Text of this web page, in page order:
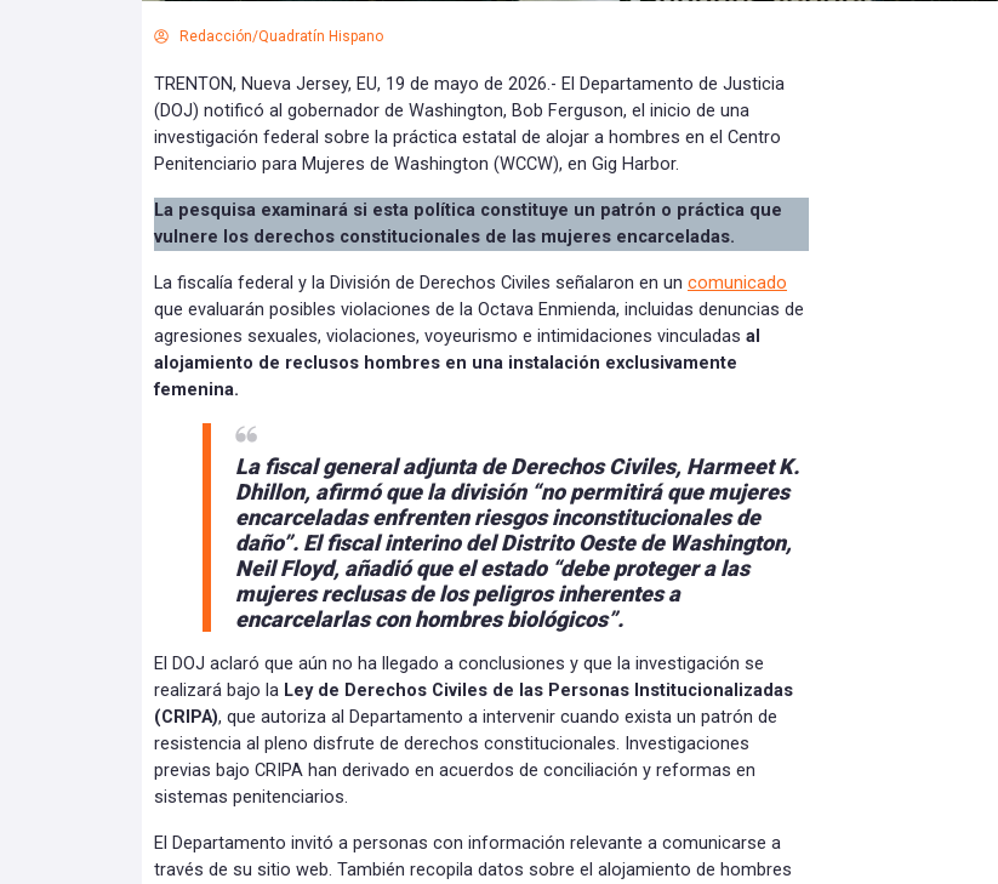
Redacción/Quadratín Hispano
TRENTON, Nueva Jersey, EU, 19 de mayo de 2026.- El Departamento de Justicia
(DOJ) notificó al gobernador de Washington, Bob Ferguson, el inicio de una
investigación federal sobre la práctica estatal de alojar a hombres en el Centro
Penitenciario para Mujeres de Washington (WCCW), en Gig Harbor.
La pesquisa examinará si esta política constituye un patrón o práctica que
vulnere los derechos constitucionales de las mujeres encarceladas.
La fiscalía federal y la División de Derechos Civiles señalaron en un comunicado
que evaluarán posibles violaciones de la Octava Enmienda, incluidas denuncias de
agresiones sexuales, violaciones, voyeurismo e intimidaciones vinculadas al
alojamiento de reclusos hombres en una instalación exclusivamente
femenina.
La fiscal general adjunta de Derechos Civiles, Harmeet K.
Dhillon, afirmó que la división “no permitirá que mujeres
encarceladas enfrenten riesgos inconstitucionales de
daño”. El fiscal interino del Distrito Oeste de Washington,
Neil Floyd, añadió que el estado “debe proteger a las
mujeres reclusas de los peligros inherentes a
encarcelarlas con hombres biológicos”.
El DOJ aclaró que aún no ha llegado a conclusiones y que la investigación se
realizará bajo la Ley de Derechos Civiles de las Personas Institucionalizadas
(CRIPA), que autoriza al Departamento a intervenir cuando exista un patrón de
resistencia al pleno disfrute de derechos constitucionales. Investigaciones
previas bajo CRIPA han derivado en acuerdos de conciliación y reformas en
sistemas penitenciarios.
El Departamento invitó a personas con información relevante a comunicarse a
través de su sitio web. También recopila datos sobre el alojamiento de hombres